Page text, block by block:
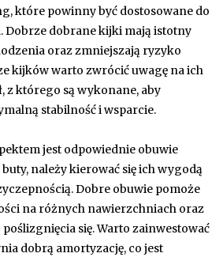
które powinny być dostosowane do
dobrane kijki mają istotny
oraz zmniejszają ryzyko
kijków warto zwrócić uwagę na ich
z którego są wykonane, aby
stabilność i wsparcie.
jest odpowiednie obuwie
należy kierować się ich wygodą
Dobre obuwie pomoże
na różnych nawierzchniach oraz
się. Warto zainwestować
dobrą amortyzację, co jest